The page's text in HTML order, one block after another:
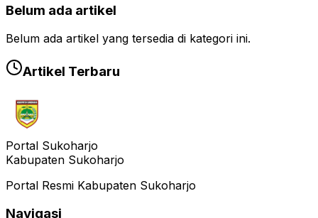
Belum ada artikel
Belum ada artikel yang tersedia di kategori ini.
Artikel Terbaru
Portal Sukoharjo
Kabupaten Sukoharjo
Portal Resmi Kabupaten Sukoharjo
Navigasi